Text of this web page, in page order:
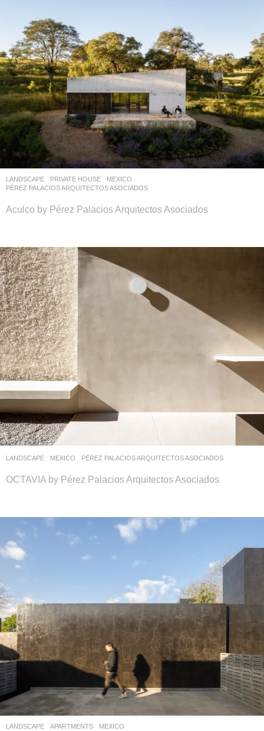
LANDSCAPE PRIVATE HOUSE
MEXICO
PÉREZ PALACIOS ARQUITECTOS ASOCIADOS
Aculco by Pérez Palacios Arquitectos Asociados
LANDSCAPE MEXICO PÉREZ PALACIOS ARQUITECTOS ASOCIADOS
OCTAVIA by Pérez Palacios Arquitectos Asociados
LANDSCAPE APARTMENTS
MEXICO